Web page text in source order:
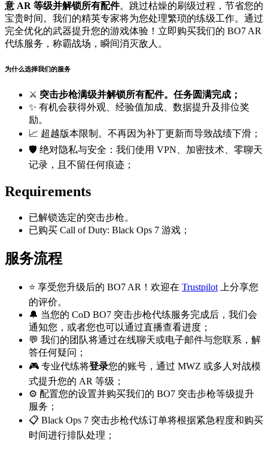
意 AR 等级并解锁所有配件。跳过枯燥的刷级过程，节省您的
宝贵时间。我们的精英专家将为您处理繁琐的练级工作。通过
完全优化的武器提升您的游戏体验！立即购买我们的 BO7 AR
代练服务，称霸战场，瞬间消灭敌人。
为什么选择我们的服务
⚔️ 突击步枪满级并解锁所有配件。任务圆满完成；
✨ 有机会获得外观、经验值加成、数据提升及排位奖
励。
📈 超越版本限制。不再因为补丁更新而导致战绩下滑；
🛡️ 绝对隐私与安全：我们使用 VPN、加密技术、零聊天
记录，且不留任何痕迹；
Requirements
已解锁选定的突击步枪。
已购买 Call of Duty: Black Ops 7 游戏；
服务流程
⭐ 享受您升级后的 BO7 AR！欢迎在 Trustpilot 上分享您
的评价。
🔔 当您的 CoD BO7 突击步枪代练服务完成后，我们会
通知您，或者您也可以通过直播查看进度；
💬 我们的团队将通过在线聊天或电子邮件与您联系，解
答任何疑问；
🎮 专业代练将登录您的账号，通过 MWZ 或多人对战模
式提升您的 AR 等级；
⚙️ 配置您的设置并购买我们的 BO7 突击步枪等级提升
服务；
📋 Black Ops 7 突击步枪代练订单将根据紧急程度和购买
时间进行排队处理；